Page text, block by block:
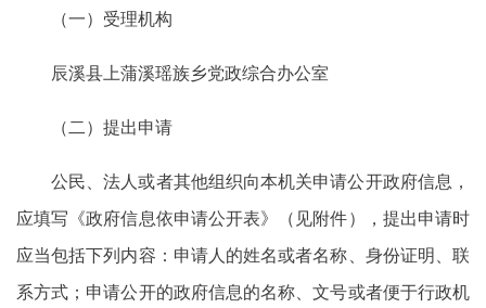
（一）受理机构
辰溪县上蒲溪瑶族乡党政综合办公室
（二）提出申请
公民、法人或者其他组织向本机关申请公开政府信息，
应填写《政府信息依申请公开表》（见附件），提出申请时
应当包括下列内容：申请人的姓名或者名称、身份证明、联
系方式；申请公开的政府信息的名称、文号或者便于行政机